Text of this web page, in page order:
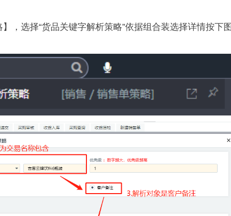
，选择“货品关键字解析策略”依据组合装选择详情按下图